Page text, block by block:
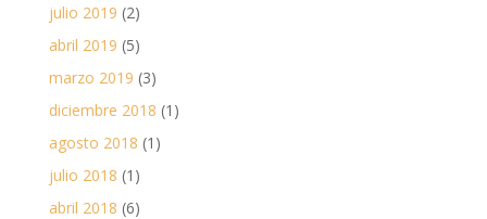
julio 2019 (2)
abril 2019 (5)
marzo 2019 (3)
diciembre 2018 (1)
agosto 2018 (1)
julio 2018 (1)
abril 2018 (6)